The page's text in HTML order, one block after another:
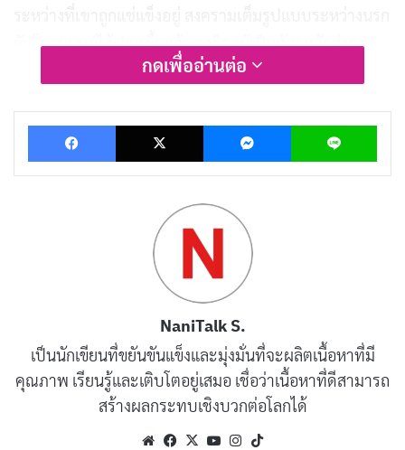
กับโลกมนุษย์ได้ปะทุขึ้นแล้ว อาริอุสผู้เป็นศัตรูหลักส่งกอง
ทหารอเมริกันเข้าไปยังมิติอื่นเพื่อแย่งชิงวัตถุที่เรียกว่า
เหนือทุกคนรวมถึงประธานาธิบดีสหรัฐฯ ด้วย
แต่ถ้าคิดว่าอนิเมะจะใช้ประเด็นทางการเมืองเหล่านี้เป็นจุด
ขับเคลื่อนสำคัญ คงต้องผิดหวัง ตัวละครประธานาธิบดีเป็น
เพียงอุปกรณ์ตลกขบขันที่ถูกขว้างเข้ามาในเรื่องอย่างไร้น้ำ
หนัก ภัยจริงคือแผนการของอาริอุสที่ต้องการรวบรวม
Arcana ทั้งสี่เพื่อปลุกเทพเจ้าแห่งความโกลาหล
ในช่วงสุริยุปราคาที่เกิดขึ้นยาก ทว่าทั้งหมดนี้ถูกเล่าผ่านบท
สนทนาอธิบายเนื้อเรื่องที่น่าเบื่อและโทนจริงจังที่กดดันคน
ดูตลอดทั้งซีซั่น
กดเพื่ออ่านต่อ
Facebook X Messenger Line
NaniTalk S.
เป็นนักเขียนที่ขยันขันแข็งและมุ่งมั่นที่จะผลิตเนื้อหาที่มี
คุณภาพ เรียนรู้และเติบโตอยู่เสมอ เชื่อว่าเนื้อหาที่ดีสามารถ
สร้างผลกระทบเชิงบวกต่อโลกได้
WebsiteFacebook
X YouTubeInstagram